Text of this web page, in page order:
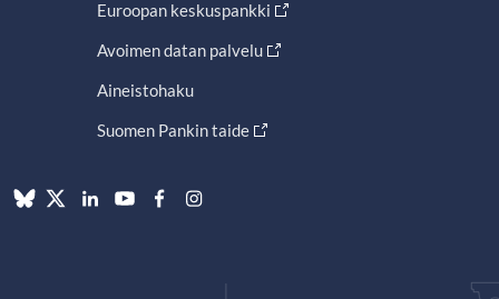
Euroopan keskuspankki
Avoimen datan palvelu
Aineistohaku
Suomen Pankin taide